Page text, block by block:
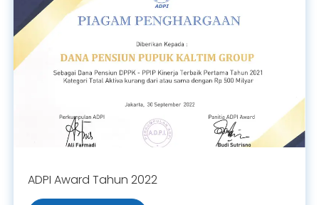
ADPI Award Tahun 2022